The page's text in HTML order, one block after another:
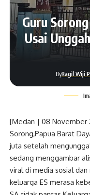
Guru
Usai
ByRagil Wiji
[Medan | 08 November
Sorong,Papua Barat
juta setelah
sedang menggambar
viral di media sosial
keluarga ES merasa